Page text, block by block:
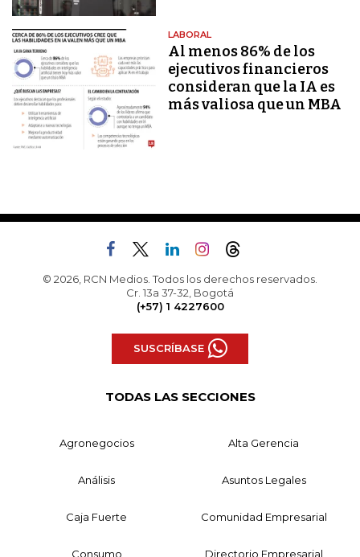
LABORAL
Al menos 86% de los
ejecutivos financieros
consideran que la IA es
más valiosa que un MBA
© 2026, RCN Medios. Todos los derechos reservados.
Cr. 13a 37-32, Bogotá
(+57) 1 4227600
SUSCRÍBASE
TODAS LAS SECCIONES
Agronegocios Alta Gerencia
Análisis Asuntos Legales
Caja Fuerte Comunidad Empresarial
Consumo Directorio Empresarial